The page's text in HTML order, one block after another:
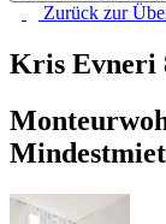
Zurück zur
Kris Evneri